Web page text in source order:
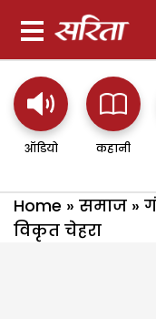
ऑडियो कहानी
Home » समाज »
विकृत चेहरा